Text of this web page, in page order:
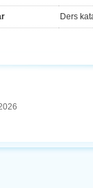
Ders